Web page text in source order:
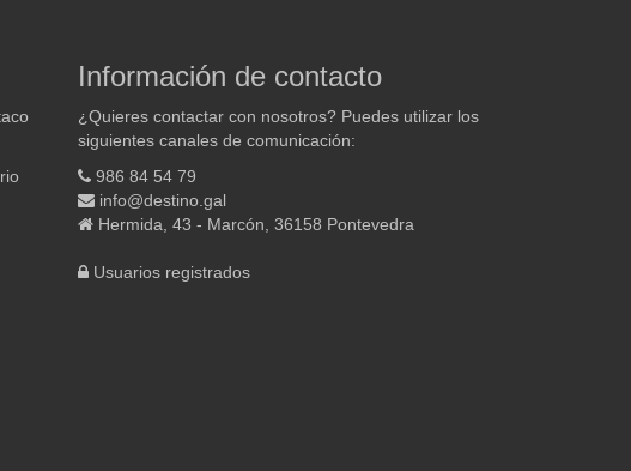
Información de contacto
¿Quieres contactar con nosotros? Puedes utilizar los
siguientes canales de comunicación:
986 84 54 79
info@destino.gal
Hermida, 43 - Marcón, 36158 Pontevedra
Usuarios registrados